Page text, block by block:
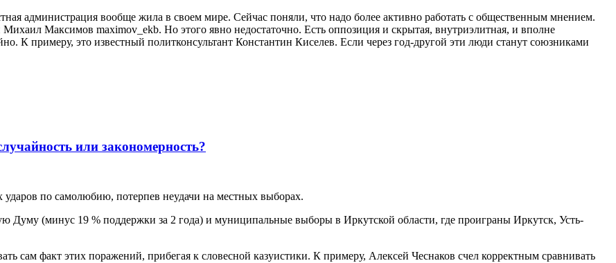
администрация вообще жила в своем мире. Сейчас поняли, что надо более активно работать с общественным мнением.
Максимов maximov_ekb. Но этого явно недостаточно. Есть оппозиция и скрытая, внутриэлитная, и вполне
К примеру, это известный политконсультант Константин Киселев. Если через год-другой эти люди станут союзниками
или закономерность?
по самолюбию, потерпев неудачи на местных выборах.
(минус 19 % поддержки за 2 года) и муниципальные выборы в Иркутской области, где проиграны Иркутск, Усть-
сам факт этих поражений, прибегая к словесной казуистики. К примеру, Алексей Чеснаков счел корректным сравнивать